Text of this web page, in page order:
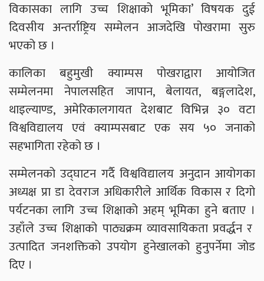
विकासका लागि उच्च शिक्षाको भूमिका’ विषयक दुई
दिवसीय अन्तर्राष्ट्रिय सम्मेलन आजदेखि पोखरामा सुरु
भएको छ ।
कालिका बहुमुखी क्याम्पस पोखराद्वारा आयोजित
सम्मेलनमा नेपालसहित जापान, बेलायत, बङ्गलादेश,
थाइल्याण्ड, अमेरिकालगायत देशबाट विभिन्न ३० वटा
विश्वविद्यालय एवं क्याम्पसबाट एक सय ५० जनाको
सहभागिता रहेको छ ।
सम्मेलनको उद्घाटन गर्दै विश्वविद्यालय अनुदान आयोगका
अध्यक्ष प्रा डा देवराज अधिकारीले आर्थिक विकास र दिगो
पर्यटनका लागि उच्च शिक्षाको अहम् भूमिका हुने बताए ।
उहाँले उच्च शिक्षाको पाठ्यक्रम व्यावसायिकता प्रवर्द्धन र
उत्पादित जनशक्तिको उपयोग हुनेखालको हुनुपर्नेमा जोड
दिए ।